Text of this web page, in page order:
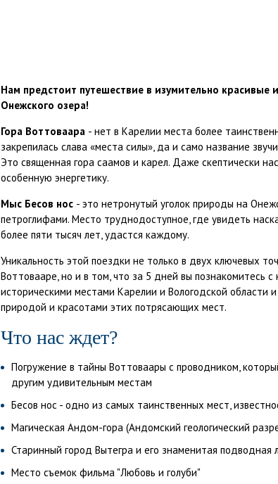
Нам предстоит путешествие в изумительно красивые
Онежского озера!
Гора Воттоваара - нет в Карелии места более
закрепилась слава «места силы», да и само название
Это священная гора саамов и карел. Даже скептически
особенную энергетику.
Мыс Бесов нос - это нетронутый уголок природы на
петроглифами. Место труднодоступное, где увидеть
более пяти тысяч лет, удастся каждому.
Уникальность этой поездки не только в двух ключевых
Воттовааре, но и в том, что за 5 дней вы познакомитесь с
историческими местами Карелии и Вологодской области
природой и красотами этих потрясающих мест.
Что нас ждет?
Погружение в тайны Воттоваары с проводником,
другим удивительным местам
Бесов нос - одно из самых таинственных мест,
Магическая Андом-гора (Андомский геологический
Старинный город Вытегра и его знаменитая подводная
Место съемок фильма "Любовь и голуби"